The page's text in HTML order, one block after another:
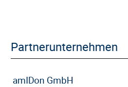
Partnerunternehmen
amIDon GmbH